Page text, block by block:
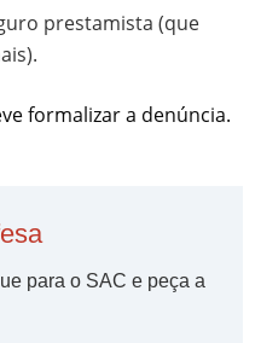
prestamista (que
formalizar a denúncia.
para o SAC e peça a